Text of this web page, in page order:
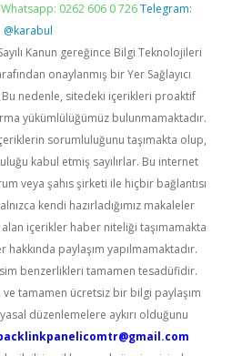
Whatsapp: 0262 606 0 726 Telegram:
@karabul
Kanun gereğince Bilgi Teknolojileri
onaylanmış bir Yer Sağlayıcı
nedenle, sitedeki içerikleri proaktif
yükümlülüğümüz bulunmamaktadır.
sorumluluğunu taşımakta olup,
kabul etmiş sayılırlar. Bu internet
veya şahıs şirketi ile hiçbir bağlantısı
kendi hazırladığımız makaleler
içerikler haber niteliği taşımamakta
paylaşım yapılmamaktadır.
benzerlikleri tamamen tesadüfidir.
ve tamamen ücretsiz bir bilgi paylaşım
düzenlemelere aykırı olduğunu